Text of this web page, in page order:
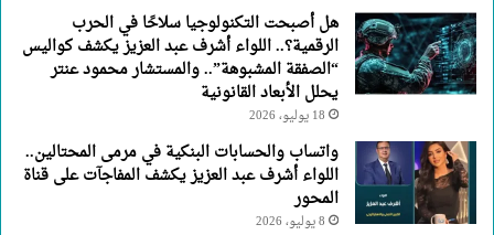
هل أصبحت التكنولوجيا سلاحًا في الحرب
الرقمية؟.. اللواء أشرف عبد العزيز يكشف كواليس
“الصفقة المشبوهة”.. والمستشار محمود عنتر
يحلل الأبعاد القانونية
18 يوليو، 2026
واتساب والحسابات البنكية في مرمى المحتالين..
اللواء أشرف عبد العزيز يكشف المفاجآت على قناة
المحور
8 يوليو، 2026